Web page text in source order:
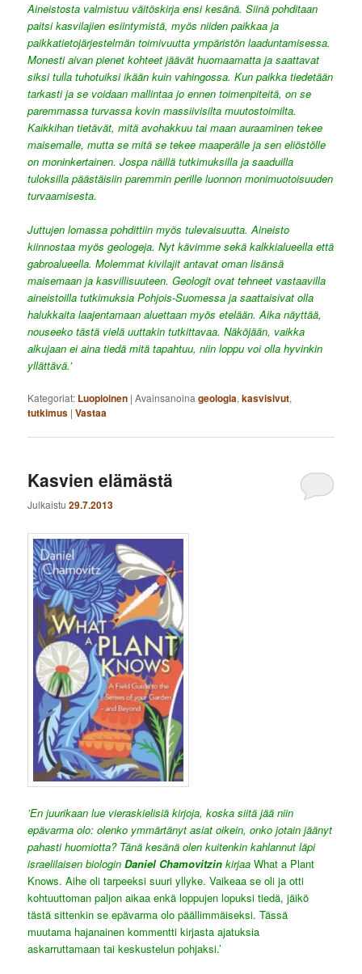
Aineistosta valmistuu väitöskirja ensi kesänä. Siinä pohditaan
paitsi kasvilajien esiintymistä, myös niiden paikkaa ja
paikkatietojärjestelmän toimivuutta ympäristön laaduntamisessa.
Monesti aivan pienet kohteet jäävät huomaamatta ja saattavat
siksi tulla tuhotuiksi ikään kuin vahingossa. Kun paikka tiedetään
tarkasti ja se voidaan mallintaa jo ennen toimenpiteitä, on se
paremmassa turvassa kovin massiivisilta muutostoimilta.
Kaikkihan tietävät, mitä avohakkuu tai maan auraaminen tekee
maisemalle, mutta se mitä se tekee maaperälle ja sen eliöstölle
on moninkertainen. Jospa näillä tutkimuksilla ja saaduilla
tuloksilla päästäisiin paremmin perille luonnon monimuotoisuuden
turvaamisesta.
Juttujen lomassa pohdittiin myös tulevaisuutta. Aineisto
kiinnostaa myös geologeja. Nyt kävimme sekä kalkkialueella että
gabroalueella. Molemmat kivilajit antavat oman lisänsä
maisemaan ja kasvillisuuteen. Geologit ovat tehneet vastaavilla
aineistoilla tutkimuksia Pohjois-Suomessa ja saattaisivat olla
halukkaita laajentamaan aluettaan myös etelään. Aika näyttää,
nouseeko tästä vielä uuttakin tutkittavaa. Näköjään, vaikka
alkujaan ei aina tiedä mitä tapahtuu, niin loppu voi olla hyvinkin
yllättävä.’
Kategoriat: Luopioinen |Avainsanoina geologia,kasvisivut,
tutkimus |Vastaa
Kasvien elämästä
Julkaistu29.7.2013
’En juurikaan lue vieraskielisiä kirjoja, koska siitä jää niin
epävarma olo: olenko ymmärtänyt asiat oikein, onko jotain jäänyt
pahasti huomiotta? Tänä kesänä olen kuitenkin kahlannut läpi
israelilaisen biologinDaniel Chamovitzin kirjaa What a Plant
Knows. Aihe oli tarpeeksi suuri yllyke. Vaikeaa se oli ja otti
kohtuuttoman paljon aikaa enkä loppujen lopuksi tiedä, jäikö
tästä sittenkin se epävarma olo päällimmäiseksi. Tässä
muutama hajanainen kommentti kirjasta ajatuksia
askarruttamaan tai keskustelun pohjaksi.’